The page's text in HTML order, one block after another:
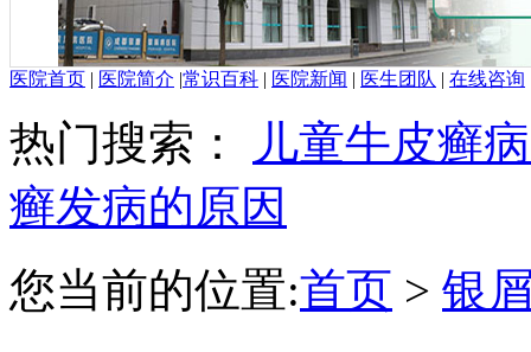
医院首页 | 医院简介 |常识百科 | 医院新闻 | 医生团队 | 在线咨询
热门搜索：
儿童牛皮癣
癣发病的原因
您当前的位置:首页 > 银